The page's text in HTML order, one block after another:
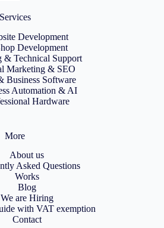
Services
Development
Development
& Technical Support
Marketing & SEO
Business Software
Automation & AI
Hardware
More
About us
Asked Questions
Works
Blog
We are Hiring
with VAT exemption
Contact